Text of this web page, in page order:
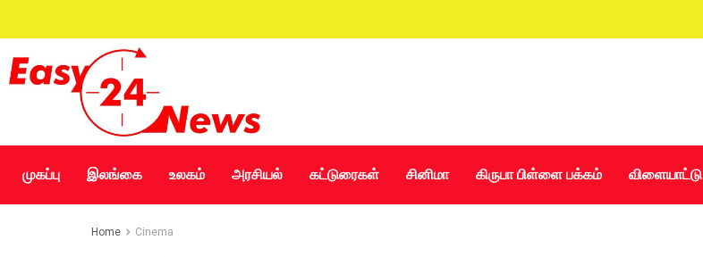
முகப்பு இலங்கை உலகம் அரசியல் கட்டுரைகள் சினிமா கிருபா பிள்ளை பக்கம் விளையாட்டு
Home Cinema